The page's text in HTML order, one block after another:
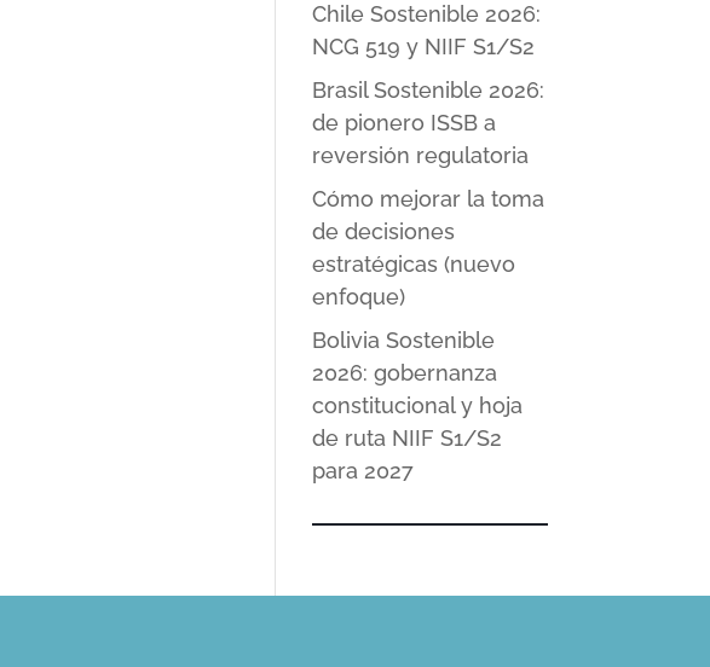
Chile Sostenible 2026:
NCG 519 y NIIF S1/S2
Brasil Sostenible 2026:
de pionero ISSB a
reversión regulatoria
Cómo mejorar la toma
de decisiones
estratégicas (nuevo
enfoque)
Bolivia Sostenible
2026: gobernanza
constitucional y hoja
de ruta NIIF S1/S2
para 2027